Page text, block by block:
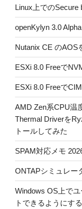
Linux上でのSecure
openKylyn 3.0
Nutanix CE のAOS
ESXi 8.0 Freeで
ESXi 8.0 Freeで
AMD Zen系CPU温
Thermal Driverを
トールしてみた
SPAM対応メモ
ONTAPシミュレー
Windows OS上で
トできるようにす